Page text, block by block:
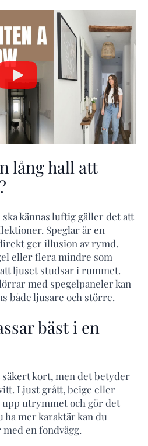
lång hall att
kännas luftig gäller det att
Speglar är en
ger illusion av rymd.
eller flera mindre som
ljuset studsar i rummet.
med spegelpaneler kan
både ljusare och större.
bäst i en
kort, men det betyder
Ljust grått, beige eller
utrymmet och gör det
mer karaktär kan du
en fondvägg.